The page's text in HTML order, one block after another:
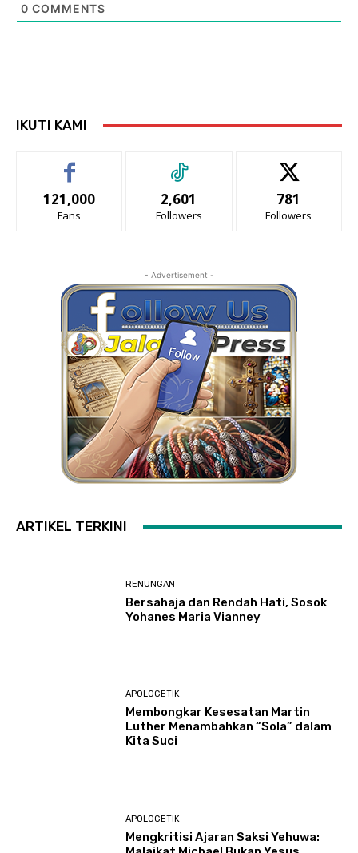
0 COMMENTS
IKUTI KAMI
121,000
Fans
2,601
Followers
781
Followers
- Advertisement -
ARTIKEL TERKINI
RENUNGAN
Bersahaja dan Rendah Hati, Sosok
Yohanes Maria Vianney
APOLOGETIK
Membongkar Kesesatan Martin
Luther Menambahkan “Sola” dalam
Kita Suci
APOLOGETIK
Mengkritisi Ajaran Saksi Yehuwa: